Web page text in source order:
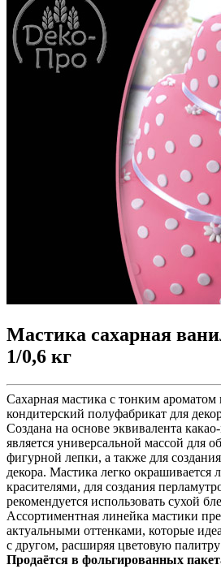
Мастика сахарная
1/0,6 кг
Сахарная мастика с тонким
кондитерский полуфабрикат для
Создана на основе эквивалента
является универсальной массой для
фигурной лепки, а также для
декора. Мастика легко
красителями, для создания
рекомендуется использовать сухой
Ассортиментная линейка мастики
актуальными оттенками, которые
с другом, расширяя цветовую
Продаётся в фольгированных